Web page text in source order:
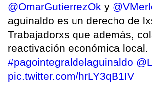
@OmarGutierrezOk y
aguinaldo es un derecho de
Trabajadorxs que además,
reactivación económica local.
#pagointegraldelaguinaldo
pic.twitter.com/hrLY3qB1IV